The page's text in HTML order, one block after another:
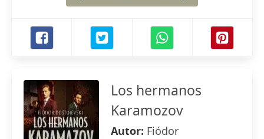
Los hermanos
Karamozov
Autor: Fiódor